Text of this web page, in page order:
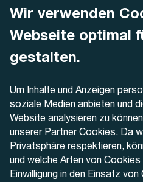
Wir verwenden
Webseite optimal
gestalten.
Um Inhalte und Anzeigen
soziale Medien anbieten und
Website analysieren zu
unserer Partner Cookies. Da
Privatsphäre respektieren,
und welche Arten von
Einwilligung in den Einsatz
AREMO
Dornacherstrasse 48
4500 Solothurn
+41 32 622 37 22
Kontaktformular